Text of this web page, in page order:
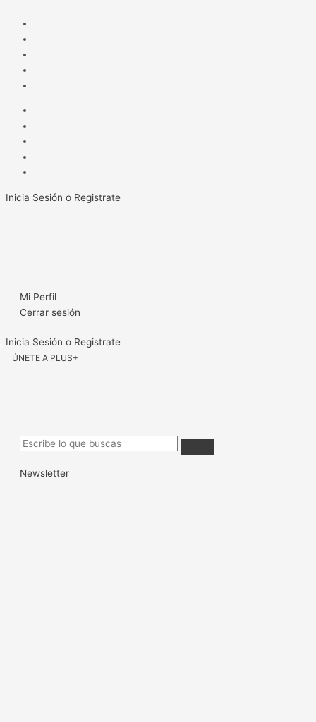
contenido
Inicia Sesión o Registrate
Mi Perfil
Cerrar sesión
Inicia Sesión o Registrate
ÚNETE A PLUS+
Newsletter